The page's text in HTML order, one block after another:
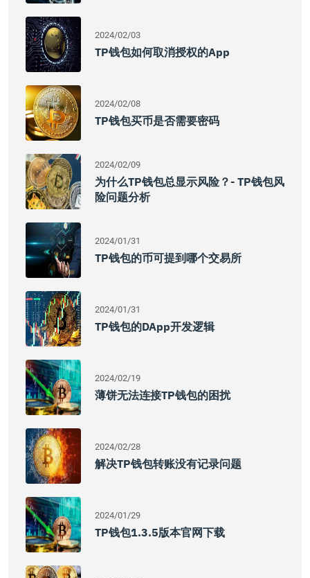
2024/02/03
TP钱包如何取消授权的App
2024/02/08
TP钱包买币是否需要密码
2024/02/09
为什么TP钱包总显示风险？- TP钱包风
险问题分析
2024/01/31
TP钱包的币可提到哪个交易所
2024/01/31
TP钱包的DApp开发逻辑
2024/02/19
薄饼无法连接TP钱包的困扰
2024/02/28
解决TP钱包转账没有记录问题
2024/01/29
TP钱包1.3.5版本官网下载